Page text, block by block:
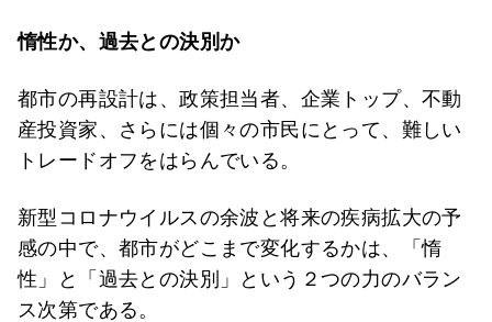
惰性か、過去との決別か
都市の再設計は、政策担当者、企業トップ、不動
産投資家、さらには個々の市民にとって、難しい
トレードオフをはらんでいる。
新型コロナウイルスの余波と将来の疾病拡大の予
感の中で、都市がどこまで変化するかは、「惰
性」と「過去との決別」という２つの力のバラン
ス次第である。